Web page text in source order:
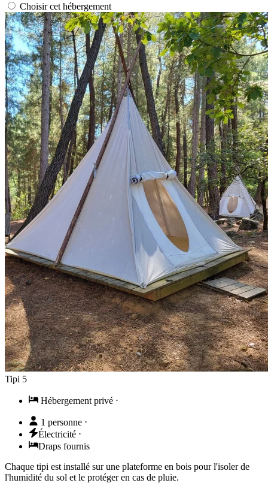
Choisir cet hébergement
Tipi 5
Hébergement privé ⋅
1 personne ⋅
Électricité ⋅
Draps fournis
Chaque tipi est installé sur une plateforme en bois pour l'isoler de
l'humidité du sol et le protéger en cas de pluie.